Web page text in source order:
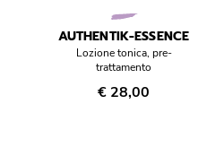
AUTHENTIK-ESSENCE
Lozione tonica, pre-
trattamento
€ 28,00